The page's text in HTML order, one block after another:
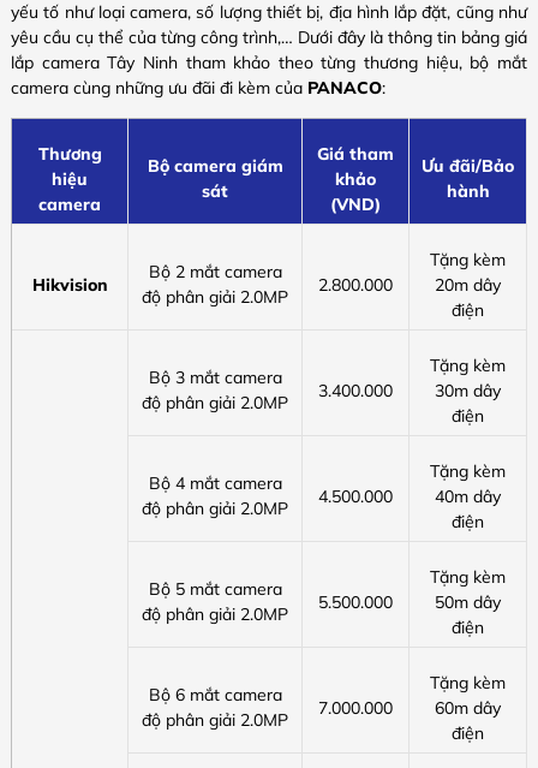
yếu tố như loại camera, số lượng thiết bị, địa hình lắp đặt, cũng như
yêu cầu cụ thể của từng công trình,… Dưới đây là thông tin bảng giá
lắp camera Tây Ninh tham khảo theo từng thương hiệu, bộ mắt
camera cùng những ưu đãi đi kèm của PANACO:
Thương
hiệu
camera
Bộ camera giám
sát
Giá tham
khảo
(VND)
Ưu đãi/Bảo
hành
Hikvision
Bộ 2 mắt camera
độ phân giải 2.0MP
2.800.000
Tặng kèm
20m dây
điện
Bộ 3 mắt camera
độ phân giải 2.0MP
3.400.000
Tặng kèm
30m dây
điện
Bộ 4 mắt camera
độ phân giải 2.0MP
4.500.000
Tặng kèm
40m dây
điện
Bộ 5 mắt camera
độ phân giải 2.0MP
5.500.000
Tặng kèm
50m dây
điện
Bộ 6 mắt camera
độ phân giải 2.0MP
7.000.000
Tặng kèm
60m dây
điện